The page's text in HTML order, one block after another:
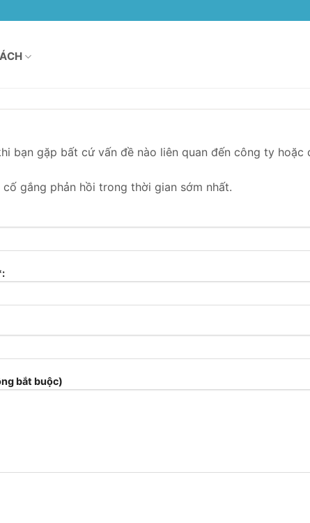
bạn gặp bất cứ vấn đề nào liên quan đến công ty hoặc
cố gắng phản hồi trong thời gian sớm nhất.
bắt buộc)